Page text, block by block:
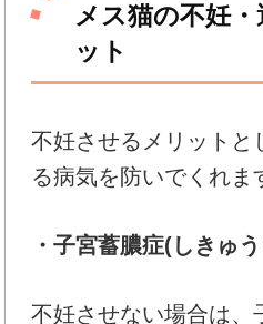
メス猫の不妊
ット
不妊させるメリットと
る病気を防いでくれま
・子宮蓄膿症(しきゅ
不妊させない場合は、